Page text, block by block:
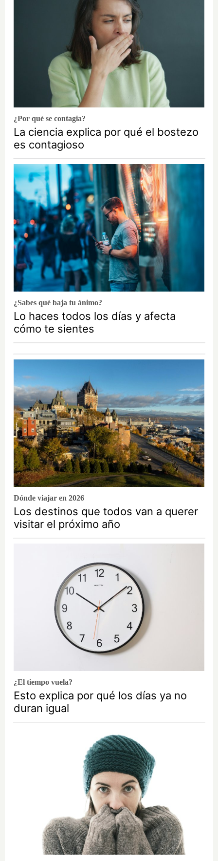
¿Por qué se contagia?
La ciencia explica por qué el bostezo
es contagioso
¿Sabes qué baja tu ánimo?
Lo haces todos los días y afecta
cómo te sientes
Dónde viajar en 2026
Los destinos que todos van a querer
visitar el próximo año
¿El tiempo vuela?
Esto explica por qué los días ya no
duran igual